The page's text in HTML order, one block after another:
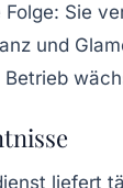
Sie
und
liefert